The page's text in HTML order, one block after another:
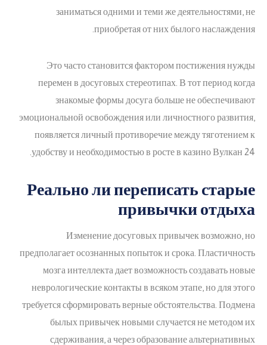
заниматься одними и теми же деятельностями, не
приобретая от них былого наслаждения.
Это часто становится фактором постижения нужды
перемен в досуговых стереотипах. В тот период когда
знакомые формы досуга больше не обеспечивают
эмоциональной освобождения или личностного развития,
появляется личный противоречие между тяготением к
удобству и необходимостью в росте в казино Вулкан 24.
Реально ли переписать старые
привычки отдыха
Изменение досуговых привычек возможно, но
предполагает осознанных попыток и срока. Пластичность
мозга интеллекта дает возможность создавать новые
неврологические контакты в всяком этапе, но для этого
требуется сформировать верные обстоятельства. Подмена
былых привычек новыми случается не методом их
сдерживания, а через образование альтернативных